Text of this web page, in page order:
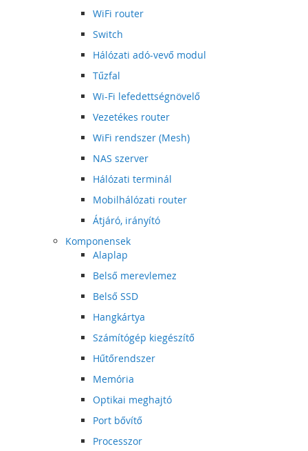
WiFi router
Switch
Hálózati adó-vevő modul
Tűzfal
Wi-Fi lefedettségnövelő
Vezetékes router
WiFi rendszer (Mesh)
NAS szerver
Hálózati terminál
Mobilhálózati router
Átjáró, irányító
Komponensek
Alaplap
Belső merevlemez
Belső SSD
Hangkártya
Számítógép kiegészítő
Hűtőrendszer
Memória
Optikai meghajtó
Port bővítő
Processzor